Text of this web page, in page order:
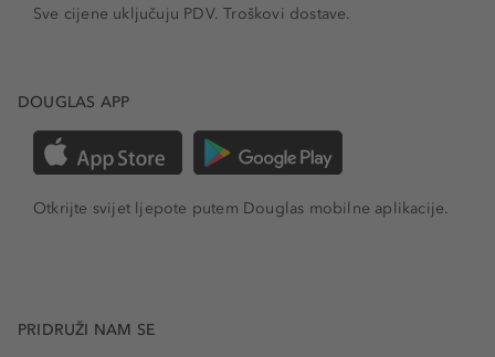
Sve cijene uključuju PDV.Troškovi dostave.
DOUGLAS APP
Otkrijte svijet ljepote putem Douglas mobilne aplikacije.
PRIDRUŽI NAM SE